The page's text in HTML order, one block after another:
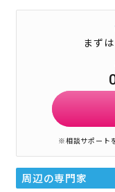
まず
※相談サポート
周辺の専門家